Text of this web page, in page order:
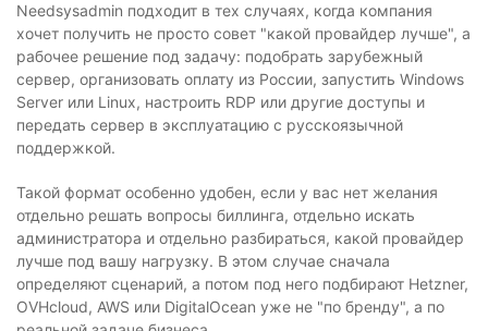
Needsysadmin подходит в тех случаях, когда компания
хочет получить не просто совет "какой провайдер лучше", а
рабочее решение под задачу: подобрать зарубежный
сервер, организовать оплату из России, запустить Windows
Server или Linux, настроить RDP или другие доступы и
передать сервер в эксплуатацию с русскоязычной
поддержкой.
Такой формат особенно удобен, если у вас нет желания
отдельно решать вопросы биллинга, отдельно искать
администратора и отдельно разбираться, какой провайдер
лучше под вашу нагрузку. В этом случае сначала
определяют сценарий, а потом под него подбирают Hetzner,
OVHcloud, AWS или DigitalOcean уже не "по бренду", а по